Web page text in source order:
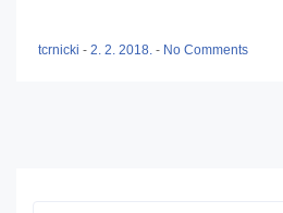
tcrnicki - 2. 2. 2018. - No Comments